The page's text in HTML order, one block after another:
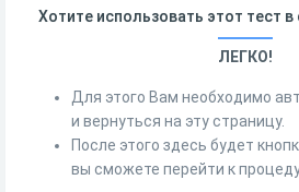
Хотите использовать этот тест
ЛЕГКО!
Для этого Вам необходимо
и вернуться на эту страницу.
После этого здесь будет
вы сможете перейти к